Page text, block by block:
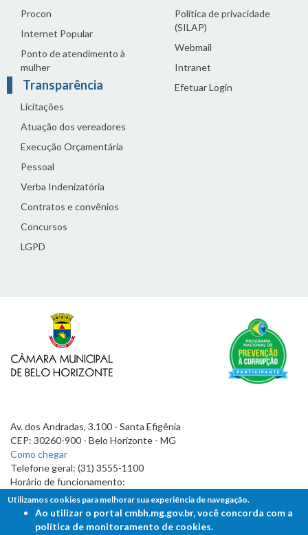
Procon
Internet Popular
Ponto de atendimento à
mulher
Transparência
Licitações
Atuação dos vereadores
Execução Orçamentária
Pessoal
Verba Indenizatória
Contratos e convênios
Concursos
LGPD
Política de privacidade
(SILAP)
Webmail
Intranet
Efetuar Login
Av. dos Andradas, 3.100 - Santa Efigênia
CEP: 30260-900 - Belo Horizonte - MG
Como chegar
Telefone geral: (31) 3555-1100
Horário de funcionamento:
7h às 19h
Utilizamos cookies para melhorar sua experiência de navegação.
Ao utilizar o portal cmbh.mg.gov.br, você concorda com a
política de monitoramento de cookies.